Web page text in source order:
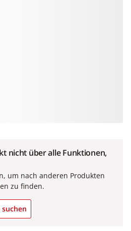
nicht über alle Funktionen,
um nach anderen Produkten
zu finden.